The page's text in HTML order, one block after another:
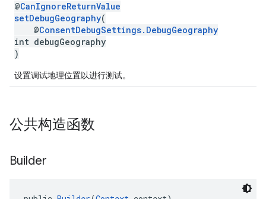
@CanIgnoreReturnValue
setDebugGeography(
@ConsentDebugSettings.DebugGeography
int debugGeography
)
设置调试地理位置以进行测试。
公共构造函数
Builder